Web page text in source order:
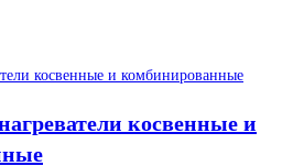
косвенные и комбинированные
косвенные и